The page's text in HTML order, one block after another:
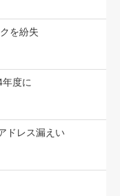
を紛失
度に
ドレス漏えい